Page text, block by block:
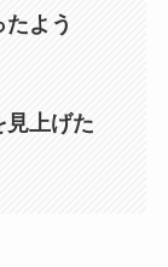
よう
見上げた